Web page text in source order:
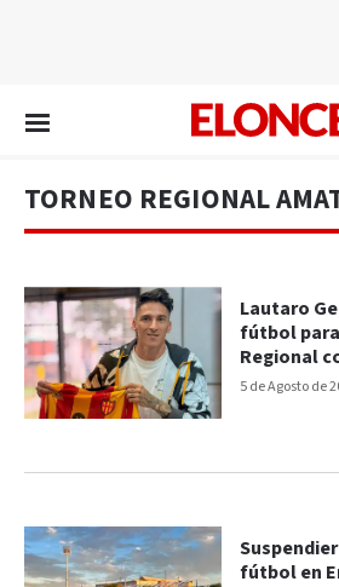
TORNEO REGIONAL
5 de Agosto de
Lautaro
fútbol
Regional
fútbol en